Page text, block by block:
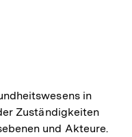
in
Zuständigkeiten
und Akteure.